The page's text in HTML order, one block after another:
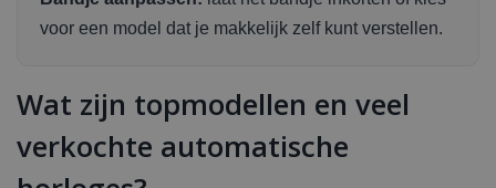
voor een model dat je makkelijk zelf kunt verstellen.
Wat zijn topmodellen en veel
verkochte automatische